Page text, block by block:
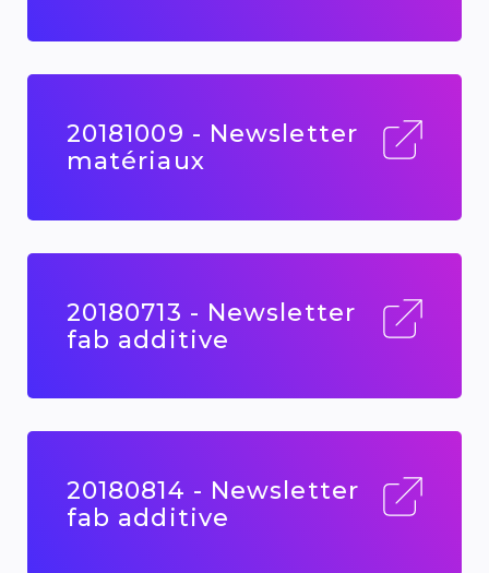
20181009 - Newsletter
matériaux
20180713 - Newsletter
fab additive
20180814 - Newsletter
fab additive